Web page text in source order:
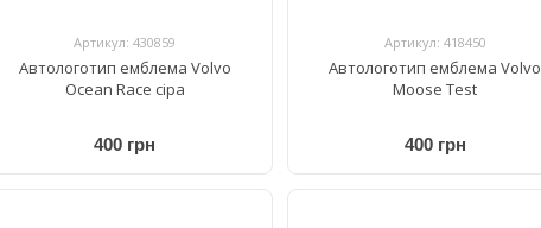
Артикул: 430859
Автологотип емблема Volvo
Ocean Race сіра
400 грн
Артикул: 418450
Автологотип емблема Volvo
Moose Test
400 грн